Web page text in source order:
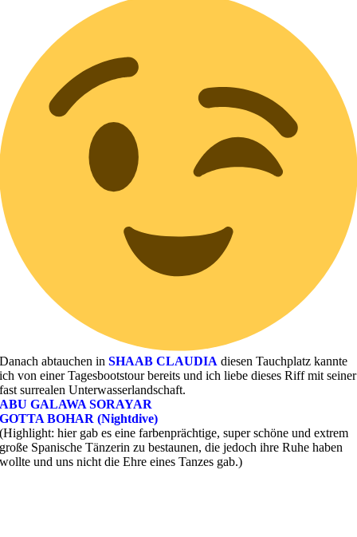
Danach abtauchen inSHAAB CLAUDIA diesen Tauchplatz kannte
ich von einer Tagesbootstour bereits und ich liebe dieses Riff mit seiner
fast surrealen Unterwasserlandschaft.
ABU GALAWA SORAYAR
GOTTA BOHAR (Nightdive)
(Highlight: hier gab es eine farbenprächtige, super schöne und extrem
große Spanische Tänzerin zu bestaunen, die jedoch ihre Ruhe haben
wollte und uns nicht die Ehre eines Tanzes gab.)